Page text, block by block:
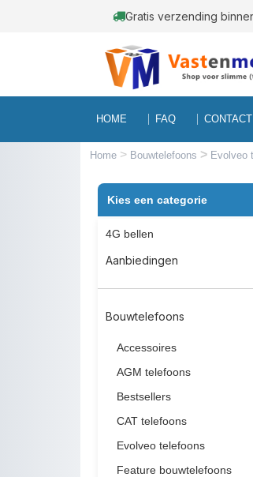
Gratis verzending
HOME FAQ CONTACT
Home > Bouwtelefoons > Evolveo
Kies een categorie
4G bellen
Aanbiedingen
Bouwtelefoons
Accessoires
AGM telefoons
Bestsellers
CAT telefoons
Evolveo telefoons
Feature bouwtelefoons